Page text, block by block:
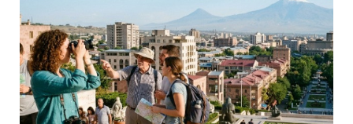
que l’Arménie « n’était nécessaire à personne ». Selon
lui, ces propos ont poussé Erevan à rechercher de
nouvelles alternatives économiques et diplomatiques.